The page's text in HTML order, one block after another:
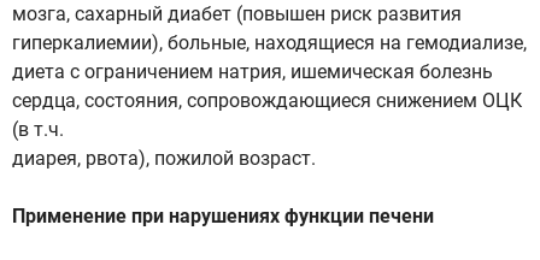
мозга, сахарный диабет (повышен риск развития
гиперкалиемии), больные, находящиеся на гемодиализе,
диета с ограничением натрия, ишемическая болезнь
сердца, состояния, сопровождающиеся снижением ОЦК
(в т.ч.
диарея, рвота), пожилой возраст.
Применение при нарушениях функции печени